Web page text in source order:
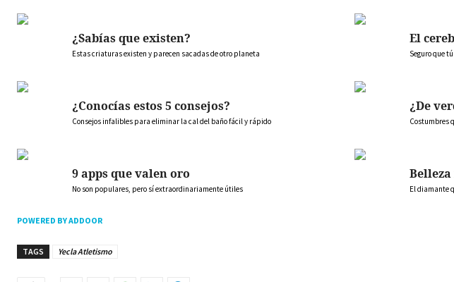
¿Sabías que existen?
Estas criaturas existen y parecen sacadas de otro planeta
El
Seguro que
¿Conocías estos 5 consejos?
Consejos infalibles para eliminar la cal del baño fácil y rápido
¿De
Costumbres
9 apps que valen oro
No son populares, pero sí extraordinariamente útiles El diamante
POWERED BY ADDOOR
TAGS Yecla Atletismo